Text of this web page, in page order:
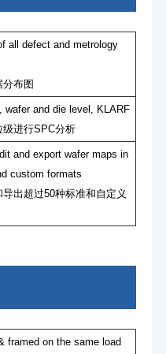
all defect and metrology
分布图
wafer and die level, KLARF
级进⾏SPC分析
and export wafer maps in
custom formats
出超过50种标准和⾃定义
framed on the same load